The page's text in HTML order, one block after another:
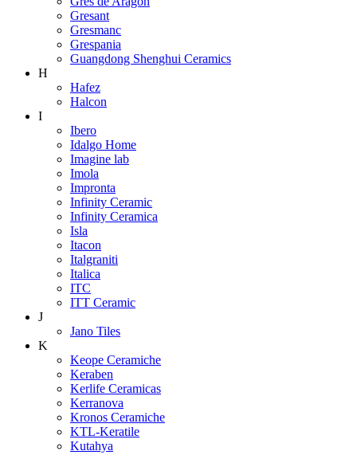
Gresant
Gresmanc
Grespania
Guangdong Shenghui Ceramics
H
Hafez
Halcon
I
Ibero
Idalgo Home
Imagine lab
Imola
Impronta
Infinity Ceramic
Infinity Ceramica
Isla
Itacon
Italgraniti
Italica
ITC
ITT Ceramic
J
Jano Tiles
K
Keope Ceramiche
Keraben
Kerlife Ceramicas
Kerranova
Kronos Ceramiche
KTL-Keratile
Kutahya